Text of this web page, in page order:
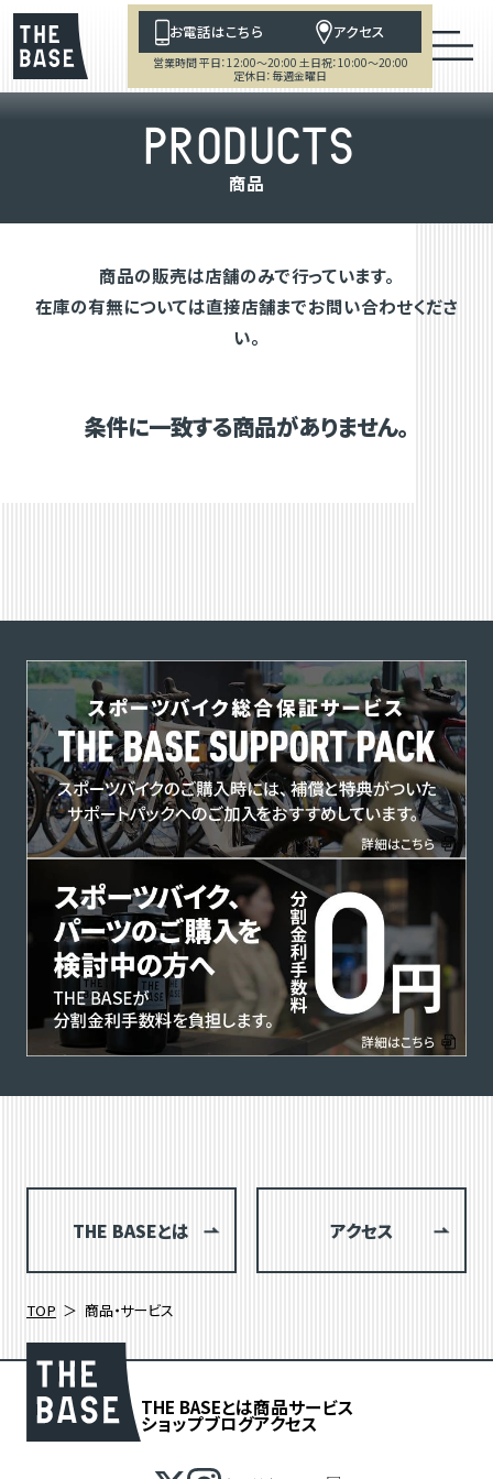
お電話はこちら アクセス
営業時間 平日：12:00～20:00 土日祝：10:00～20:00
定休日：毎週金曜日
PRODUCTS
商品
商品の販売は店舗のみで行っています。
在庫の有無については直接店舗までお問い合わせくださ
い。
条件に一致する商品がありません。
THE BASEとは アクセス
TOP 商品・サービス
THE BASEとは商品サービス
ショップブログアクセス